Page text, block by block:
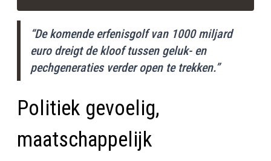
“De komende erfenisgolf van 1000 miljard
euro dreigt de kloof tussen geluk- en
pechgeneraties verder open te trekken.”
Politiek gevoelig,
maatschappelijk